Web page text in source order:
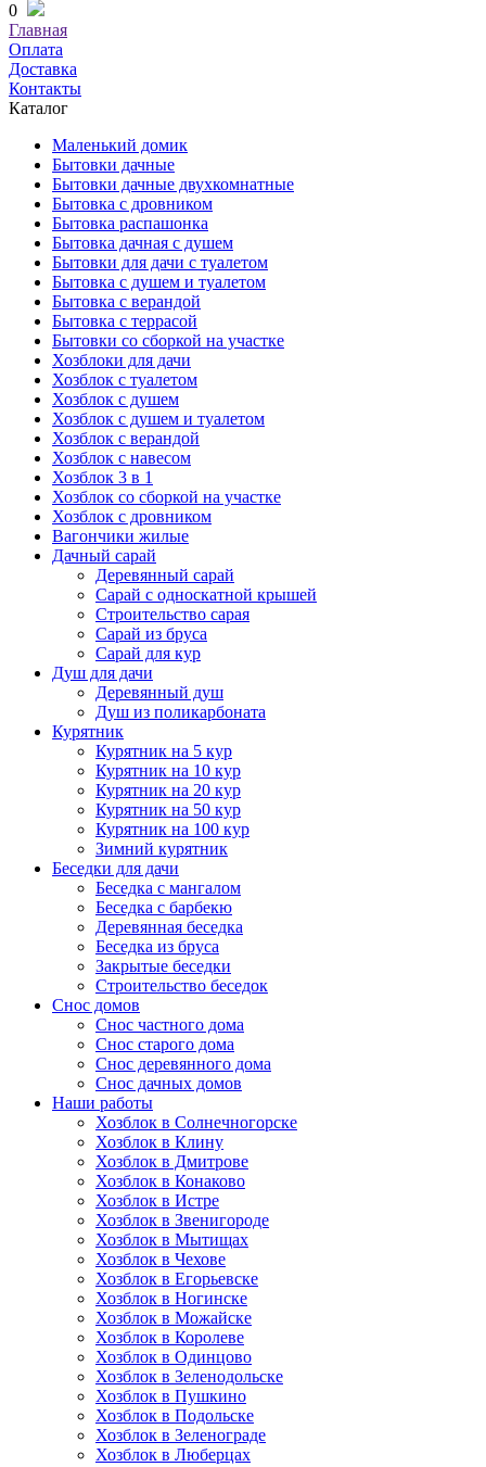
0
Главная
Оплата
Доставка
Контакты
Каталог
Маленький домик
Бытовки дачные
Бытовки дачные двухкомнатные
Бытовка с дровником
Бытовка распашонка
Бытовка дачная с душем
Бытовки для дачи с туалетом
Бытовка с душем и туалетом
Бытовка с верандой
Бытовка с террасой
Бытовки со сборкой на участке
Хозблоки для дачи
Хозблок с туалетом
Хозблок с душем
Хозблок с душем и туалетом
Хозблок с верандой
Хозблок с навесом
Хозблок 3 в 1
Хозблок со сборкой на участке
Хозблок с дровником
Вагончики жилые
Дачный сарай
Деревянный сарай
Cарай с односкатной крышей
Строительство сарая
Сарай из бруса
Сарай для кур
Душ для дачи
Деревянный душ
Душ из поликарбоната
Курятник
Курятник на 5 кур
Курятник на 10 кур
Курятник на 20 кур
Курятник на 50 кур
Курятник на 100 кур
Зимний курятник
Беседки для дачи
Беседка с мангалом
Беседка с барбекю
Деревянная беседка
Беседка из бруса
Закрытые беседки
Строительство беседок
Снос домов
Снос частного дома
Снос старого дома
Снос деревянного дома
Снос дачных домов
Наши работы
Хозблок в Солнечногорске
Хозблок в Клину
Хозблок в Дмитрове
Хозблок в Конаково
Хозблок в Истре
Хозблок в Звенигороде
Хозблок в Мытищах
Хозблок в Чехове
Хозблок в Егорьевске
Хозблок в Ногинске
Хозблок в Можайске
Хозблок в Королеве
Хозблок в Одинцово
Хозблок в Зеленодольске
Хозблок в Пушкино
Хозблок в Подольске
Хозблок в Зеленограде
Хозблок в Люберцах